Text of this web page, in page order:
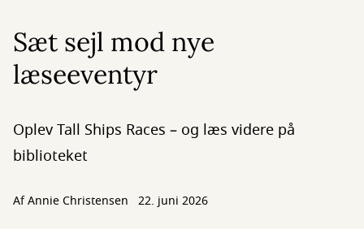
Sæt sejl mod nye
læseeventyr
Oplev Tall Ships Races – og læs videre på
biblioteket
AfAnnie Christensen 22. juni 2026